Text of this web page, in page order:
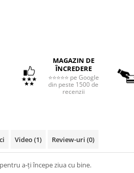
MAGAZIN DE
ÎNCREDERE
⭐⭐⭐⭐⭐ pe Google
din peste 1500 de
recenzii
Video(1) Review-uri (0)
a-ți începe ziua cu bine.